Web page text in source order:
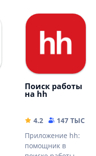
33.35 MB
Поиск работы
на hh
4.2 147 ТЫС
Приложение hh:
помощник в